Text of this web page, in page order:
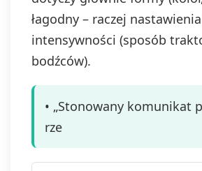
łagodny – raczej
intensywności (sposób
bodźców).
• „Stonowany komunikat
rze